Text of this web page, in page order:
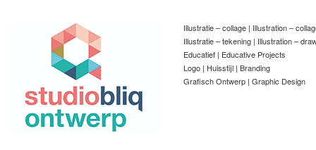
Illustratie – collage | Illustration –
Illustratie – tekening | Illustration –
Educatief | Educative Projects
Logo | Huisstijl | Branding
Grafisch Ontwerp | Graphic Design